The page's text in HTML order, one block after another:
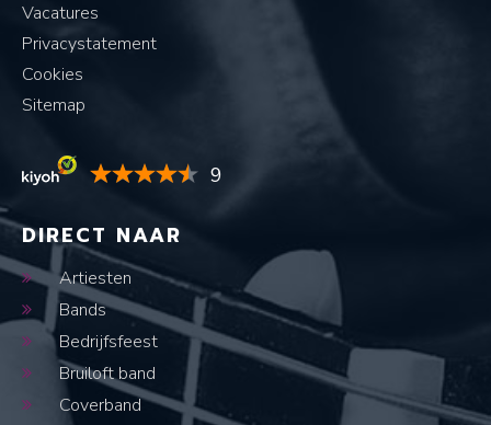
Vacatures
Privacystatement
Cookies
Sitemap
9
DIRECT NAAR
Artiesten
Bands
Bedrijfsfeest
Bruiloft band
Coverband